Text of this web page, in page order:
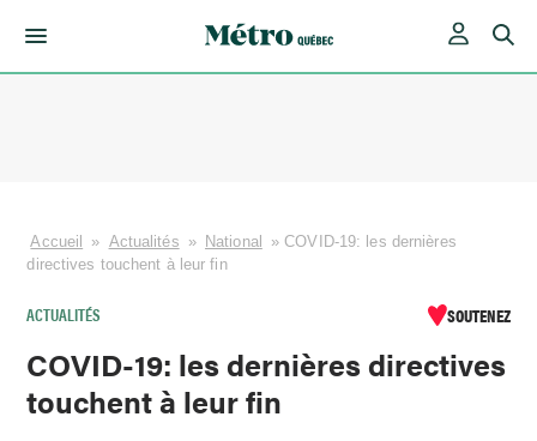
Accueil » Actualités » National »COVID-19: les dernières
directives touchent à leur fin
ACTUALITÉS SOUTENEZ
COVID-19: les dernières directives
touchent à leur fin